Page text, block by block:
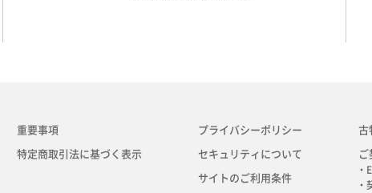
重要事項
特定商取引法に基づく表示
プライバシーポリシー
セキュリティについて
サイトのご利用条件
古
ご
・
・